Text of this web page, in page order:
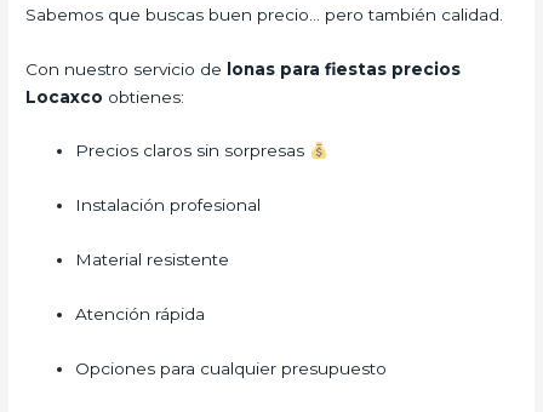
Sabemos que buscas buen precio… pero también calidad.
Con nuestro servicio de lonas para fiestas precios
Locaxco obtienes:
Precios claros sin sorpresas
Instalación profesional
Material resistente
Atención rápida
Opciones para cualquier presupuesto